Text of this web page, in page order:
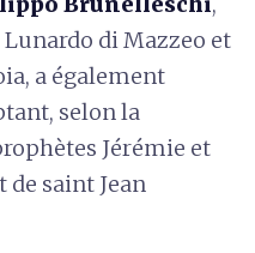
di Mazzeo et
a également
selon la
Jérémie et
de saint Jean